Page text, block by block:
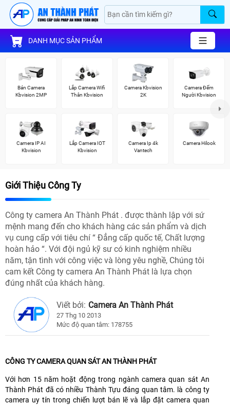
DANH MỤC SẢN PHẨM
Bán Camera
Kbvision 2MP
Lắp Camera Wifi
Thân Kbvision
Camera Kbvision
2K
Camera Đếm
Người Kbvision
Camera IP AI
Kbvision
Lắp Camera IOT
Kbvision
Camera Ip 4k
Vantech
Camera Hilook
Giới Thiệu Công Ty
Công ty camera An Thành Phát . được thành lập với sứ
mệnh mang đến cho khách hàng các sản phẩm và dịch
vụ cung cấp với tiêu chí “ Đẳng cấp quốc tế, Chất lượng
hoàn hảo “. Với đội ngủ kỹ sư có kinh nghiệm nhiều
năm, tận tình với công việc và lòng yêu nghề, Chúng tôi
cam kết Công ty camera An Thành Phát là lựa chọn
đúng nhất của khách hàng.
Viết bởi: Camera An Thành Phát
27 Thg 10 2013
Mức độ quan tâm: 178755
CÔNG TY CAMERA QUAN SÁT AN THÀNH PHÁT
Với hơn 15 năm hoặt động trong ngành camera quan sát An
Thành Phát đã có nhiều Thành Tựu đáng quan tâm. là công ty
camera uy tín trong chiến lượt bán lẽ và lắp đặt camera quan